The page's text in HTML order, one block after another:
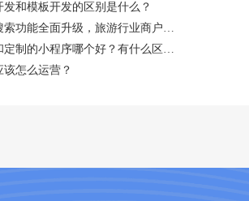
和模板开发的区别是什么？
微信小程序搜索功能全面升级，旅游行业商户应如何看待？
模板小程序和定制的小程序哪个好？有什么区别？
怎么运营？